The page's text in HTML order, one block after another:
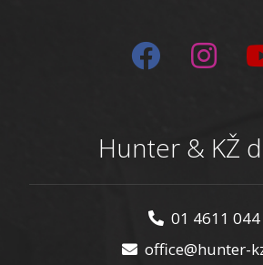
Hunter & KŽ
01 4611 044
office@hunter-